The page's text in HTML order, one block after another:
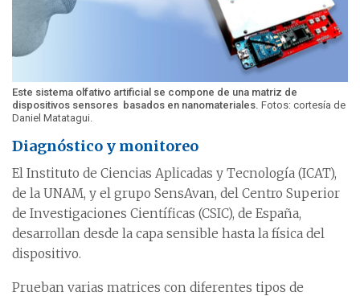
Este sistema olfativo artificial se compone de una matriz de
dispositivos sensores basados en nanomateriales. Fotos: cortesía de
Daniel Matatagui.
Diagnóstico y monitoreo
El Instituto de Ciencias Aplicadas y Tecnología (ICAT),
de la UNAM, y el grupo SensAvan, del Centro Superior
de Investigaciones Científicas (CSIC), de España,
desarrollan desde la capa sensible hasta la física del
dispositivo.
Prueban varias matrices con diferentes tipos de